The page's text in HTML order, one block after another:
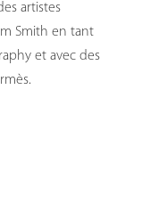
artistes
Smith en tant
et avec des